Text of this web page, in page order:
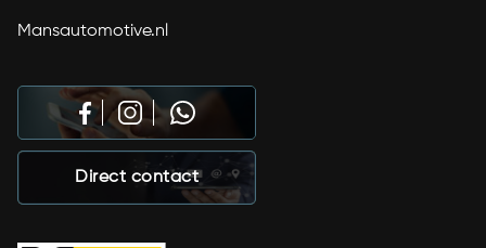
Mansautomotive.nl
Direct contact